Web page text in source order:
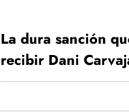
La dura sanción
recibir Dani
Champions League